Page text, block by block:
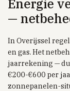
Stroom + gas
Saldering-stop
Dynamisch vs vast
Energie
—
In Overijssel
en gas. Het
jaarrekening —
€200-€600 per
zonnepanelen-